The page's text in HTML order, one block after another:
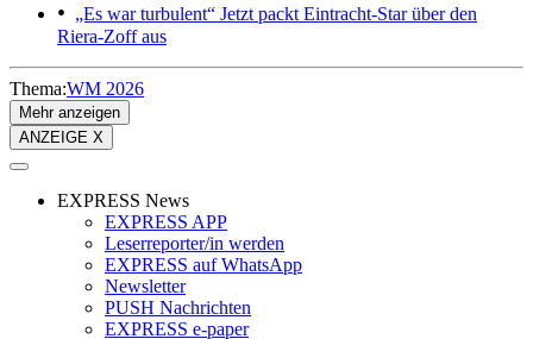
„Es war turbulent“ Jetzt packt Eintracht-Star über den
Riera-Zoff aus
Thema:WM 2026
Mehr anzeigen
ANZEIGE X
EXPRESS News
EXPRESS APP
Leserreporter/in werden
EXPRESS auf WhatsApp
Newsletter
PUSH Nachrichten
EXPRESS e-paper